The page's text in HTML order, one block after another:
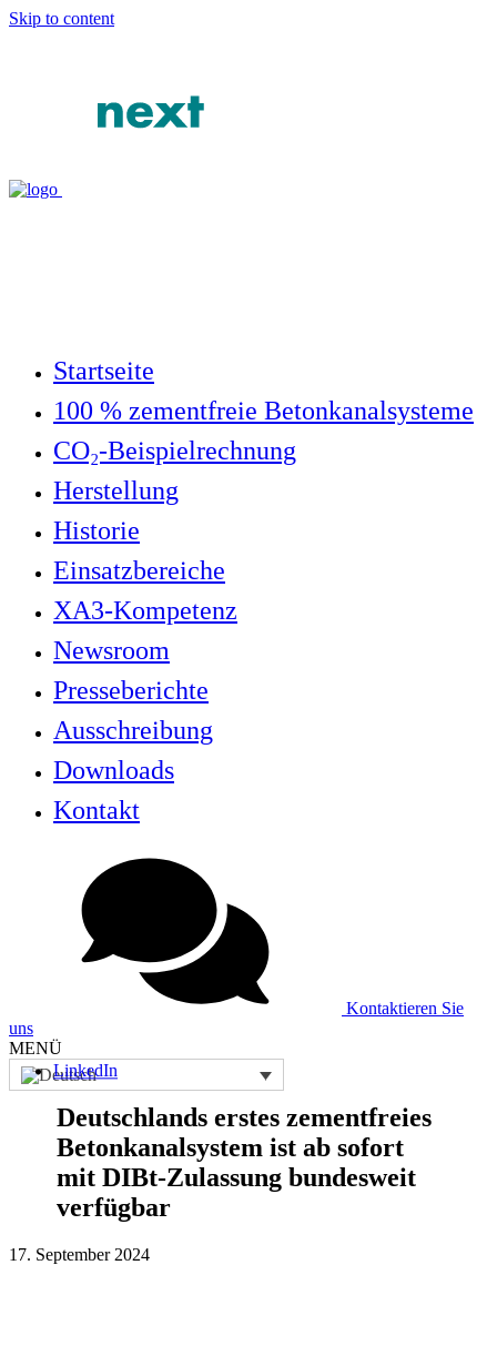
Skip to content
Startseite
100 % zementfreie Betonkanalsysteme
CO₂-Beispielrechnung
Herstellung
Historie
Einsatzbereiche
XA3-Kompetenz
Newsroom
Presseberichte
Ausschreibung
Downloads
Kontakt
Kontaktieren Sie
uns
MENÜ
LinkedIn
Deutschlands erstes zementfreies
Betonkanalsystem ist ab sofort
mit DIBt-Zulassung bundesweit
verfügbar
17. September 2024